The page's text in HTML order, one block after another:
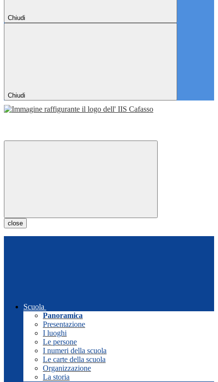
Chiudi
Chiudi
close
Scuola
Panoramica
Presentazione
I luoghi
Le persone
I numeri della scuola
Le carte della scuola
Organizzazione
La storia